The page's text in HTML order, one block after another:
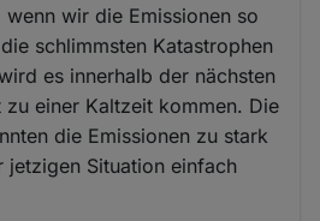
wir die Emissionen so
schlimmsten Katastrophen
es innerhalb der nächsten
einer Kaltzeit kommen. Die
die Emissionen zu stark
Situation einfach